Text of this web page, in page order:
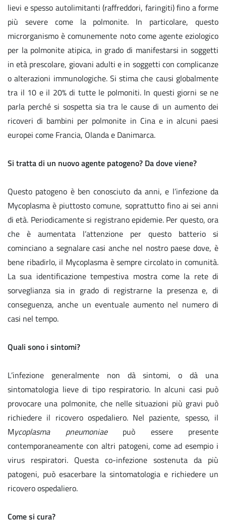
lievi e spesso autolimitanti (raffreddori, faringiti) fino a forme
più severe come la polmonite. In particolare, questo
microrganismo è comunemente noto come agente eziologico
per la polmonite atipica, in grado di manifestarsi in soggetti
in età prescolare, giovani adulti e in soggetti con complicanze
o alterazioni immunologiche. Si stima che causi globalmente
tra il 10 e il 20% di tutte le polmoniti. In questi giorni se ne
parla perché si sospetta sia tra le cause di un aumento dei
ricoveri di bambini per polmonite in Cina e in alcuni paesi
europei come Francia, Olanda e Danimarca.
Si tratta di un nuovo agente patogeno? Da dove viene?
Questo patogeno è ben conosciuto da anni, e l’infezione da
Mycoplasma è piuttosto comune, soprattutto fino ai sei anni
di età. Periodicamente si registrano epidemie. Per questo, ora
che è aumentata l’attenzione per questo batterio si
cominciano a segnalare casi anche nel nostro paese dove, è
bene ribadirlo, il Mycoplasma è sempre circolato in comunità.
La sua identificazione tempestiva mostra come la rete di
sorveglianza sia in grado di registrarne la presenza e, di
conseguenza, anche un eventuale aumento nel numero di
casi nel tempo.
Quali sono i sintomi?
L’infezione generalmente non dà sintomi, o dà una
sintomatologia lieve di tipo respiratorio. In alcuni casi può
provocare una polmonite, che nelle situazioni più gravi può
richiedere il ricovero ospedaliero. Nel paziente, spesso, il
Mycoplasma pneumoniaepuò essere presente
contemporaneamente con altri patogeni, come ad esempio i
virus respiratori. Questa co-infezione sostenuta da più
patogeni, può esacerbare la sintomatologia e richiedere un
ricovero ospedaliero.
Come si cura?